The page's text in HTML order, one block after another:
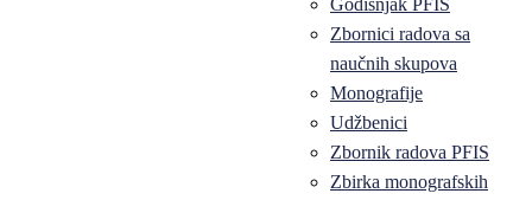
Godišnjak PFIS
Zbornici radova sa
naučnih skupova
Monografije
Udžbenici
Zbornik radova PFIS
Zbirka monografskih